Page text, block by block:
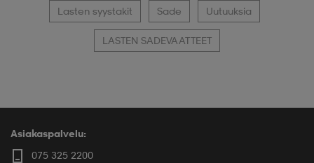
Lasten syystakit Sade Uutuuksia
LASTEN SADEVAATTEET
Asiakaspalvelu:
075 325 2200